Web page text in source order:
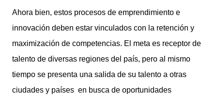
Ahora bien, estos procesos de emprendimiento e
innovación deben estar vinculados con la retención y
maximización de competencias. El meta es receptor de
talento de diversas regiones del país, pero al mismo
tiempo se presenta una salida de su talento a otras
ciudades y países en busca de oportunidades